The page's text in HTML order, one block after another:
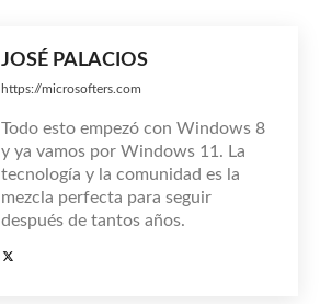
JOSÉ PALACIOS
https://microsofters.com
Todo esto empezó con Windows 8
y ya vamos por Windows 11. La
tecnología y la comunidad es la
mezcla perfecta para seguir
después de tantos años.